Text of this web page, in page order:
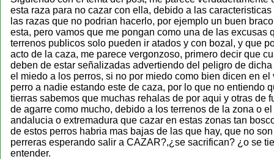
esta raza para no cazar con ella, debido a las
las razas que no podrian hacerlo, por ejemplo un buen
esta, pero vamos que me pongan como una de las
terrenos publicos solo pueden ir atados y con bozal, y que
acto de la caza, me parece vergonzoso, primero decir que
deben de estar señalizadas advertiendo del peligro de
el miedo a los perros, si no por miedo como bien dicen en
perro a nadie estando este de caza, por lo que no entiendo
tierras sabemos que muchas rehalas de por aqui y otras de
de agarre como mucho, debido a los terrenos de la zona o
andalucia o extremadura que cazar en estas zonas tan
de estos perros habria mas bajas de las que hay, que no
perreras esperando salir a CAZAR?,¿se sacrifican? ¿o se
entender.